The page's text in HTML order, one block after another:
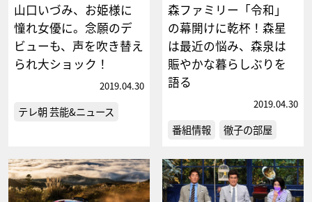
山口いづみ、お姫様に
憧れ女優に。念願のデ
ビューも、声を吹き替え
られ大ショック！
2019.04.30
テレ朝 芸能&ニュース
森ファミリー「令和」
の幕開けに乾杯！森星
は最近の悩み、森泉は
賑やかな暮らしぶりを
語る
2019.04.30
番組情報 徹子の部屋